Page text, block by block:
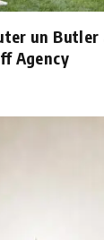
un Butler
Agency